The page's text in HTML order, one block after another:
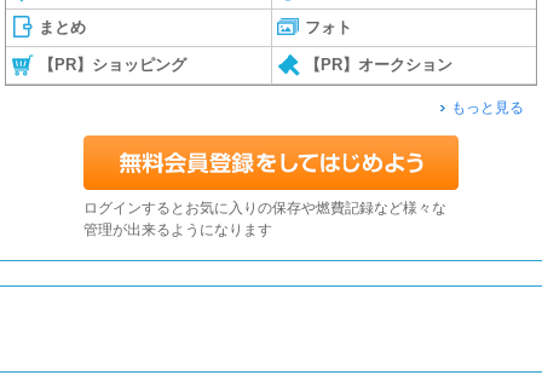
まとめ フォト
【PR】ショッピング 【PR】オークション
もっと見る
ログインするとお気に入りの保存や燃費記録など様々な
管理が出来るようになります